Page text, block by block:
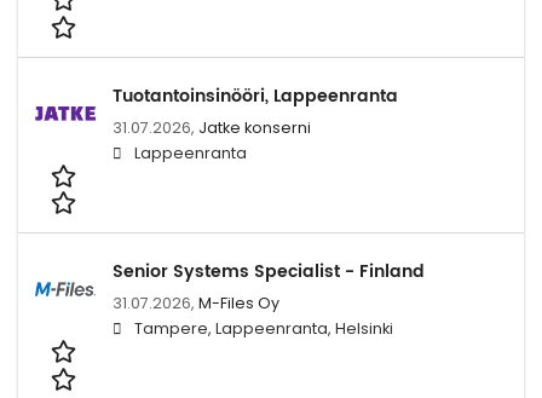
Tuotantoinsinööri, Lappeenranta
31.07.2026, Jatke konserni
Lappeenranta
Senior Systems Specialist - Finland
31.07.2026, M-Files Oy
Tampere, Lappeenranta, Helsinki